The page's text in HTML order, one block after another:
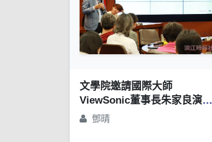
文學院邀請國際大師
ViewSonic董事長朱家良演講
「苦幹、實幹，還得用對方
鄧晴